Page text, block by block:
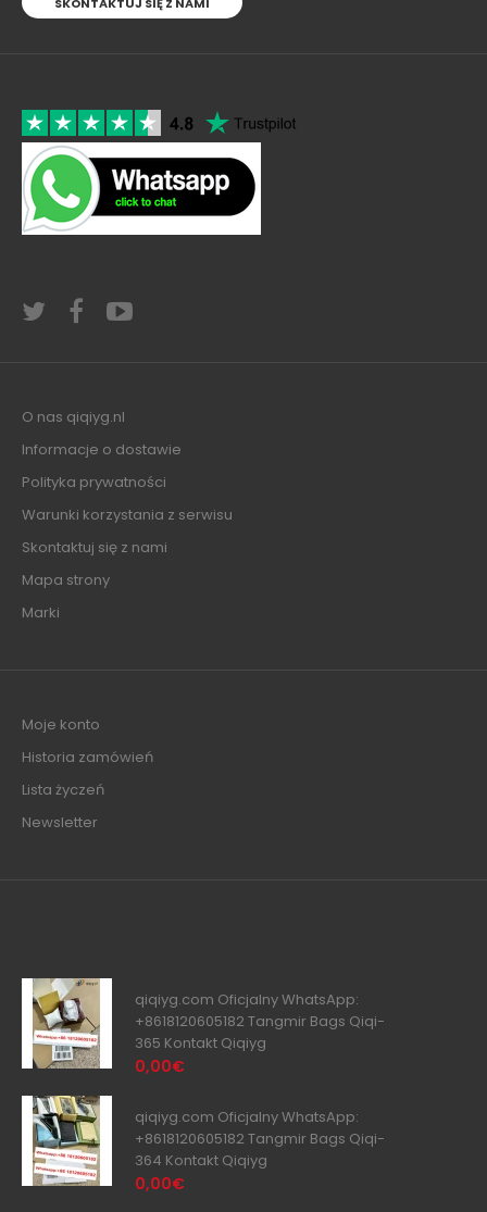
SKONTAKTUJ SIĘ Z NAMI
O nas qiqiyg.nl
Informacje o dostawie
Polityka prywatności
Warunki korzystania z serwisu
Skontaktuj się z nami
Mapa strony
Marki
Moje konto
Historia zamówień
Lista życzeń
Newsletter
qiqiyg.com Oficjalny WhatsApp:
+8618120605182 Tangmir Bags Qiqi-
365 Kontakt Qiqiyg
0,00€
qiqiyg.com Oficjalny WhatsApp:
+8618120605182 Tangmir Bags Qiqi-
364 Kontakt Qiqiyg
0,00€